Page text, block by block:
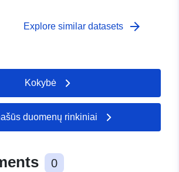
Explore similar datasets arrow_forward
Kokybė
duomenų rinkiniai
0